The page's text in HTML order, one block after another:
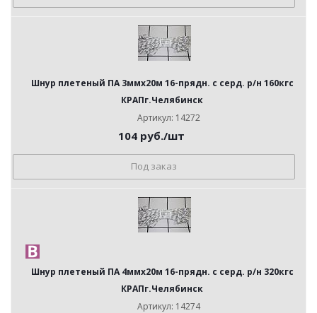
Шнур плетеный ПА 3ммх20м 16-прядн. с серд. р/н 160кгс
КРАПг.Челябинск
Артикул: 14272
104 руб./шт
Под заказ
Шнур плетеный ПА 4ммх20м 16-прядн. с серд. р/н 320кгс
КРАПг.Челябинск
Артикул: 14274